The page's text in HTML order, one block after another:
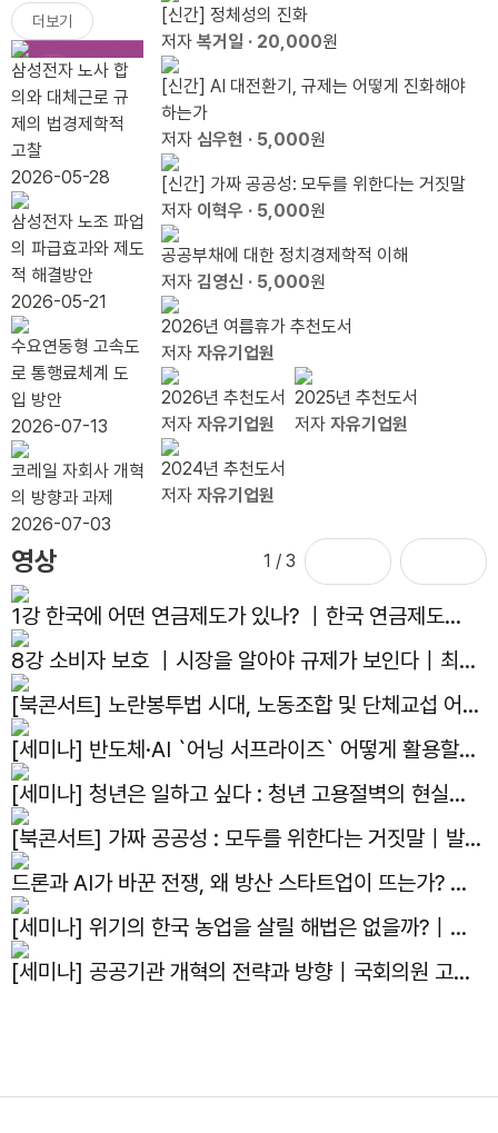
가
다
식
한다
는 거
짓말』
출간
기념
북콘
서트
즈 11
기 수
료식
의장 알..
를 필
요로
하는
이유
열기
가 아
니다.
그것
은 다
음의
인터
넷이
다.
스크
를 비
웃기
전에,
라이
트 형
제를
상기
하라
가를
나
입지
력 봐
은
조 눈
배분`
더보기
삼성전자 노사 합
의와 대체근로 규
제의 법경제학적
고찰
2026-05-28
삼성전자 노조 파업
의 파급효과와 제도
적 해결방안
2026-05-21
수요연동형 고속도
로 통행료체계 도
입 방안
2026-07-13
코레일 자회사 개혁
의 방향과 과제
2026-07-03
[신간] 정체성의 진화
저자 복거일 · 20,000원
[신간] AI 대전환기, 규제는 어떻게 진화해야
하는가
저자 심우현 · 5,000원
[신간] 가짜 공공성: 모두를 위한다는 거짓말
저자 이혁우 · 5,000원
공공부채에 대한 정치경제학적 이해
저자 김영신 · 5,000원
2026년 여름휴가 추천도서
저자 자유기업원
2026년 추천도서
저자 자유기업원
2025년 추천도서
저자 자유기업원
2024년 추천도서
저자 자유기업원
영상 1 / 3
1강 한국에 어떤 연금제도가 있나? ｜한국 연금제도의
현재와 미래｜김용하 교수
8강 소비자 보호 ｜시장을 알아야 규제가 보인다｜최병
선 명예교수
[북콘서트] 노란봉투법 시대, 노동조합 및 단체교섭 어떻
게 대응하나?｜발간기념 북콘서트
[세미나] 반도체·AI `어닝 서프라이즈` 어떻게 활용할
것인가?｜국회의원 김용태, 한반도선진화재단, 자유기
업원, 주간조선 주최 세미나
[세미나] 청년은 일하고 싶다 : 청년 고용절벽의 현실과
해법｜국회의원 박수영, 자유기업원 공동주최 세미나
[북콘서트] 가짜 공공성 : 모두를 위한다는 거짓말｜발간
기념 북콘서트
드론과 AI가 바꾼 전쟁, 왜 방산 스타트업이 뜨는가? ｜
선유도 스터디 4화
[세미나] 위기의 한국 농업을 살릴 해법은 없을까?｜제
14회 아고라이코노미카
[세미나] 공공기관 개혁의 전략과 방향｜국회의원 고동